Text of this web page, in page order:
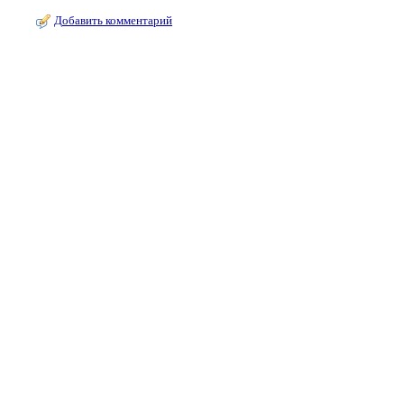
Добавить комментарий